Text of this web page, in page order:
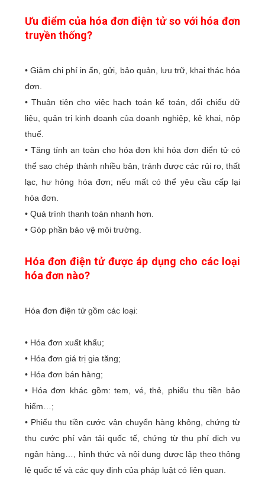
Ưu điểm của hóa đơn điện tử so với hóa đơn
truyền thống?
• Giảm chi phí in ấn, gửi, bảo quản, lưu trữ, khai thác hóa
đơn.
• Thuận tiện cho việc hạch toán kế toán, đối chiếu dữ
liệu, quản trị kinh doanh của doanh nghiệp, kê khai, nộp
thuế.
• Tăng tính an toàn cho hóa đơn khi hóa đơn điển tử có
thể sao chép thành nhiều bản, tránh được các rủi ro, thất
lạc, hư hỏng hóa đơn; nếu mất có thể yêu cầu cấp lại
hóa đơn.
• Quá trình thanh toán nhanh hơn.
• Góp phần bảo vệ môi trường.
Hóa đơn điện tử được áp dụng cho các loại
hóa đơn nào?
Hóa đơn điện tử gồm các loại:
• Hóa đơn xuất khẩu;
• Hóa đơn giá trị gia tăng;
• Hóa đơn bán hàng;
• Hóa đơn khác gồm: tem, vé, thẻ, phiếu thu tiền bảo
hiểm…;
• Phiếu thu tiền cước vận chuyển hàng không, chứng từ
thu cước phí vận tải quốc tế, chứng từ thu phí dịch vụ
ngân hàng…, hình thức và nội dung được lập theo thông
lệ quốc tế và các quy định của pháp luật có liên quan.